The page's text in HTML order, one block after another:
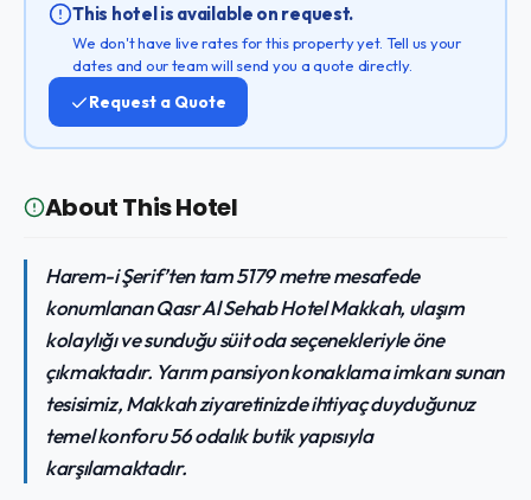
This hotel is available on request.
We don't have live rates for this property yet. Tell us your
dates and our team will send you a quote directly.
Request a Quote
About This Hotel
Harem-i Şerif’ten tam 5179 metre mesafede
konumlanan Qasr Al Sehab Hotel Makkah, ulaşım
kolaylığı ve sunduğu süit oda seçenekleriyle öne
çıkmaktadır. Yarım pansiyon konaklama imkanı sunan
tesisimiz, Makkah ziyaretinizde ihtiyaç duyduğunuz
temel konforu 56 odalık butik yapısıyla
karşılamaktadır.